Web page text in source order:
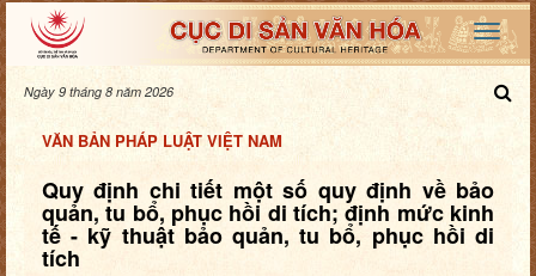
Ngày 9 tháng 8 năm 2026
VĂN BẢN PHÁP LUẬT VIỆT NAM
Quy định chi tiết một số quy định về bảo
quản, tu bổ, phục hồi di tích; định mức kinh
tế - kỹ thuật bảo quản, tu bổ, phục hồi di
tích